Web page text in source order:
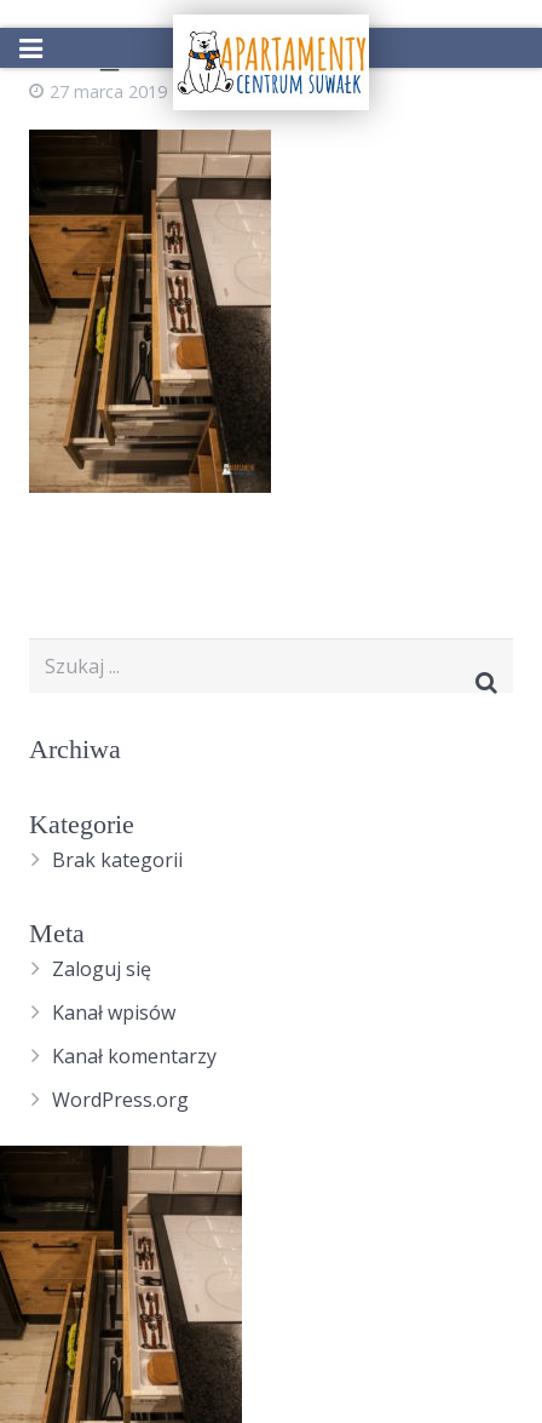
Start
Atrakcje w okolicy
Galeria
Kontakt
Rezerwacja
IMG_4366
27 marca 2019 AdminZS
Archiwa
Kategorie
Brak kategorii
Meta
Zaloguj się
Kanał wpisów
Kanał komentarzy
WordPress.org